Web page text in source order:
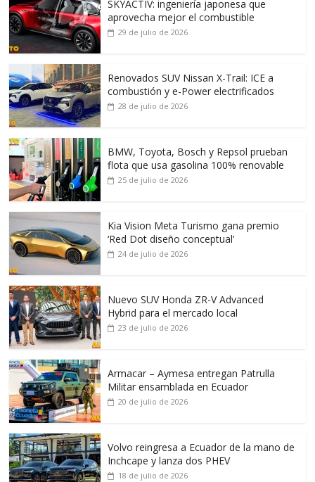
SKYACTIV: ingeniería japonesa que
aprovecha mejor el combustible
29 de julio de 2026
Renovados SUV Nissan X-Trail: ICE a
combustión y e-Power electrificados
28 de julio de 2026
BMW, Toyota, Bosch y Repsol prueban
flota que usa gasolina 100% renovable
25 de julio de 2026
Kia Vision Meta Turismo gana premio
‘Red Dot diseño conceptual’
24 de julio de 2026
Nuevo SUV Honda ZR-V Advanced
Hybrid para el mercado local
23 de julio de 2026
Armacar – Aymesa entregan Patrulla
Militar ensamblada en Ecuador
20 de julio de 2026
Volvo reingresa a Ecuador de la mano de
Inchcape y lanza dos PHEV
18 de julio de 2026